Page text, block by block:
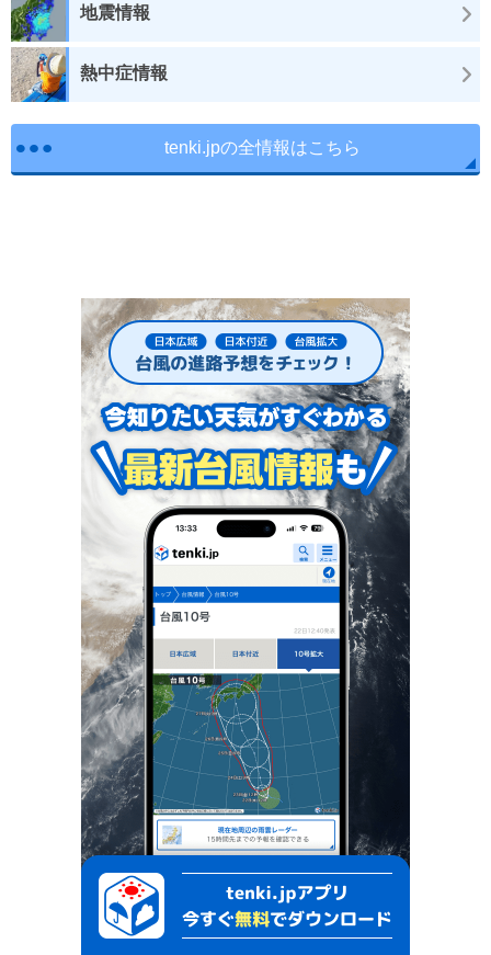
地震情報
熱中症情報
tenki.jpの全情報はこちら